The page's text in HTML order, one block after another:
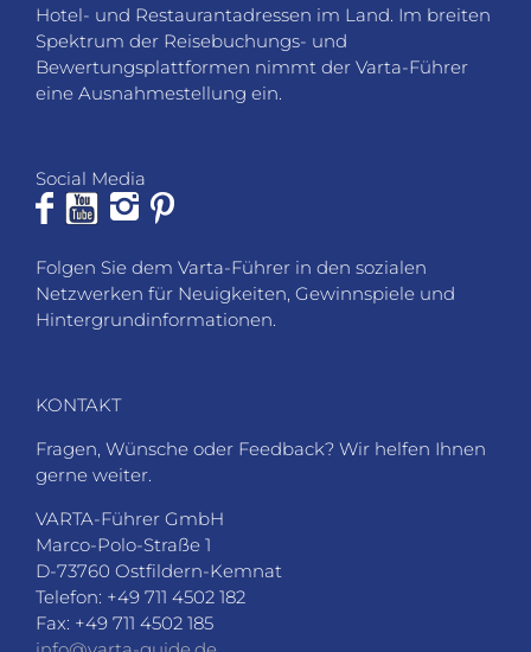
Hotel- und Restaurantadressen im Land. Im breiten
Spektrum der Reisebuchungs- und
Bewertungsplattformen nimmt der Varta-Führer
eine Ausnahmestellung ein.
Social Media
Folgen Sie dem Varta-Führer in den sozialen
Netzwerken für Neuigkeiten, Gewinnspiele und
Hintergrundinformationen.
KONTAKT
Fragen, Wünsche oder Feedback? Wir helfen Ihnen
gerne weiter.
VARTA-Führer GmbH
Marco-Polo-Straße 1
D-73760 Ostfildern-Kemnat
Telefon: +49 711 4502 182
Fax: +49 711 4502 185